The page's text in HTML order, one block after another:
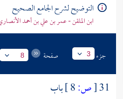
التوضيح لشرح الجامع الصحيح
ابن الملقن - عمر بن علي بن أحمد
جزء 3 صفحة 8
31
[ص:
باب